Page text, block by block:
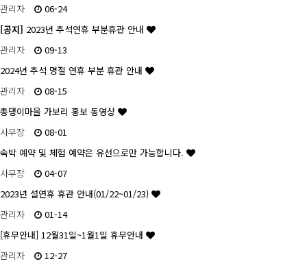
관리자
06-24
[공지] 2023년 추석연휴 부분휴관 안내
관리자
09-13
2024년 추석 명절 연휴 부분 휴관 안내
관리자
08-15
총댕이마을 가보리 홍보 동영상
사무장
08-01
숙박 예약 및 체험 예약은 유선으로만 가능합니다.
사무장
04-07
2023년 설연휴 휴관 안내(01/22~01/23)
관리자
01-14
[휴무안내] 12월31일~1월1일 휴무안내
관리자
12-27